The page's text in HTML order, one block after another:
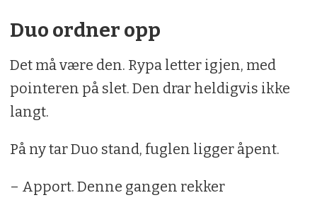
Duo ordner opp
Det må være den. Rypa letter igjen, med
pointeren på slet. Den drar heldigvis ikke
langt.
På ny tar Duo stand, fuglen ligger åpent.
– Apport. Denne gangen rekker